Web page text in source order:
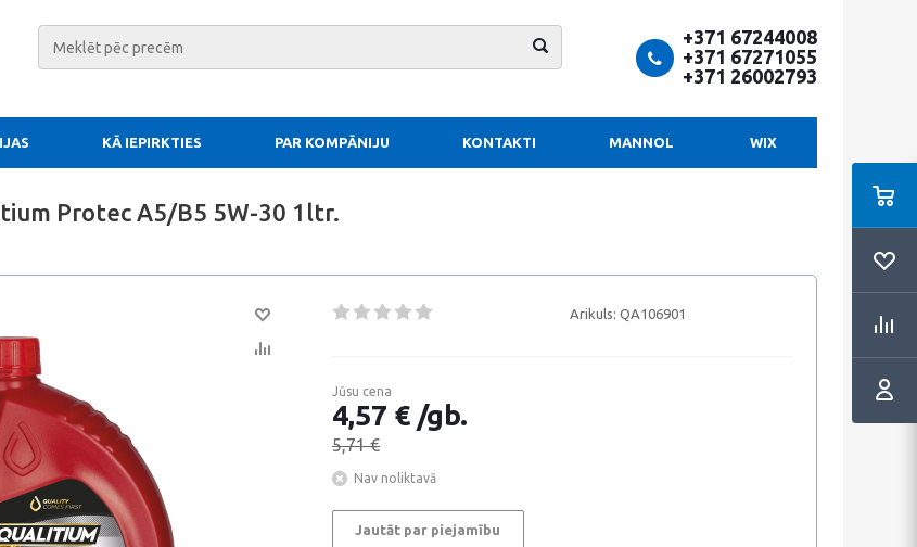
+371 67244008
+371 67271055
+371 26002793
KĀ IEPIRKTIES PAR KOMPĀNIJU KONTAKTI MANNOL WIX
Protec A5/B5 5W-30 1ltr.
Arikuls: QA106901
Jūsu cena
4,57 € /gb.
5,71 €
Nav noliktavā
Jautāt par piejamību